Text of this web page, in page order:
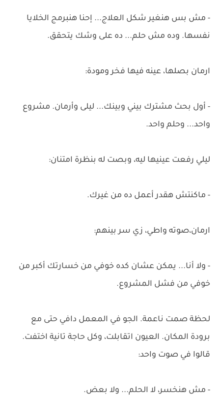
- مش بس هنغير شكل العلاج... إحنا هنبرمج الخلايا
نفسها. وده مش حلم... ده على وشك يتحقق.
ارمان بصلها، عينه فيها فخر ومودة:
- أول بحث مشترك بيني وبينك... ليلى وأرمان. مشروع
واحد... وحلم واحد.
ليلي رفعت عينيها ليه، وبصت له بنظرة امتنان:
- ماكنتش هقدر أعمل ده من غيرك.
ارمان،صوته واطي، زي سر بينهم:
- ولا أنا... يمكن عشان كده خوفي من خسارتك أكبر من
خوفي من فشل المشروع.
لحظة صمت ناعمة. الجو في المعمل دافي حتى مع
برودة المكان. العيون اتقابلت، وكل حاجة تانية اختفت.
قالوا في صوت واحد:
- مش هنخسر، لا الحلم... ولا بعض.